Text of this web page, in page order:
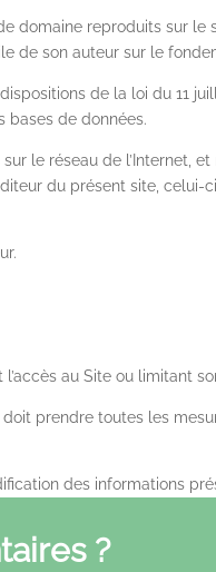
domaine reproduits sur
de son auteur sur le
de la loi du 11
bases de données.
le réseau de l’Internet,
du présent site,
au Site ou limitant
prendre toutes les
des informations
?